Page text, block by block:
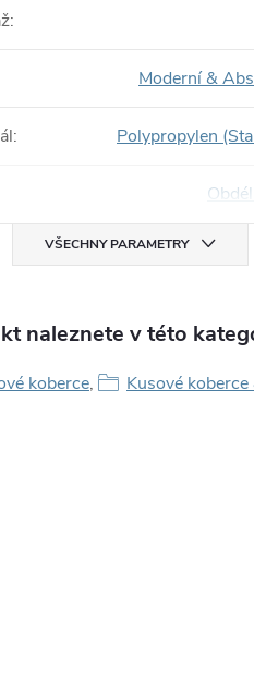
:
Moderní &
: Polypropylen
VŠECHNY PARAMETRY
naleznete v této
koberce,
Kusové